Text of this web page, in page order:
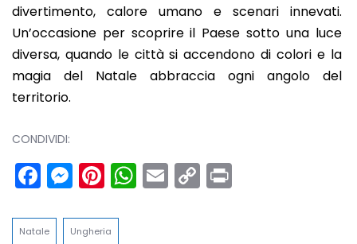
divertimento, calore umano e scenari innevati.
Un’occasione per scoprire il Paese sotto una luce
diversa, quando le città si accendono di colori e la
magia del Natale abbraccia ogni angolo del
territorio.
CONDIVIDI:
Facebook
Messenger
Pinterest
WhatsApp
Email
Copy
Link
Natale Ungheria